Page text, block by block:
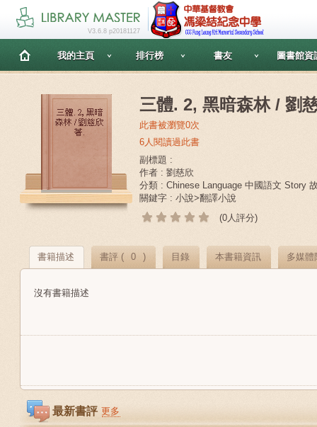
V3.6.8 p20181127
我的主頁 排行榜 書友 圖書館資
三體. 2, 黑暗森林 / 劉
此書被瀏覽0次
6人閱讀過此書
副標題 :
作者 : 劉慈欣
分類 : Chinese Language 中國語文 Story
關鍵字 : 小說>翻譯小說
(0人評分)
書籍描述 書評 ( 0 ) 目錄 本書籍資訊 多媒體
沒有書籍描述
最新書評 更多